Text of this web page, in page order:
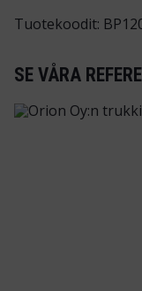
Tuotekoodit:
SE VÅRA